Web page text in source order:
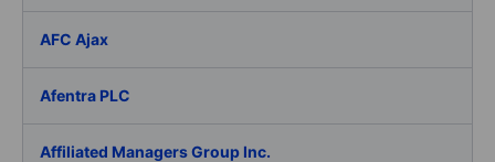
AFC Ajax
Afentra PLC
Affiliated Managers Group Inc.